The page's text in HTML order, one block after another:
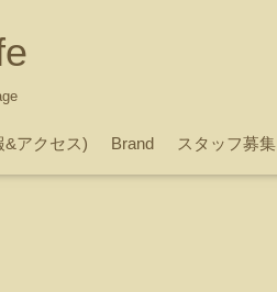
&アクセス) Brand スタッフ募集